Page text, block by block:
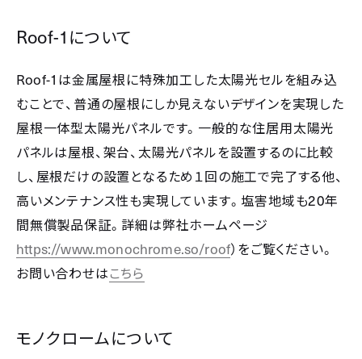
Roof-1 について
Roof-1 は金属屋根に特殊加工した太陽光セルを組み込
むことで、普通の屋根にしか見えないデザインを実現した
屋根一体型太陽光パネルです。一般的な住居用太陽光
パネルは屋根、架台、太陽光パネルを設置するのに比較
し、屋根だけの設置となるため１回の施工で完了する他、
高いメンテナンス性も実現しています。塩害地域も20年
間無償製品保証。詳細は弊社ホームページ
https://www.monochrome.so/roof）をご覧ください。
お問い合わせはこちら
モノクロームについて